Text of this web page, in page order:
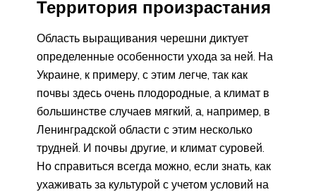
Территория произрастания
Область выращивания черешни диктует
определенные особенности ухода за ней. На
Украине, к примеру, с этим легче, так как
почвы здесь очень плодородные, а климат в
большинстве случаев мягкий, а, например, в
Ленинградской области с этим несколько
трудней. И почвы другие, и климат суровей.
Но справиться всегда можно, если знать, как
ухаживать за культурой с учетом условий на